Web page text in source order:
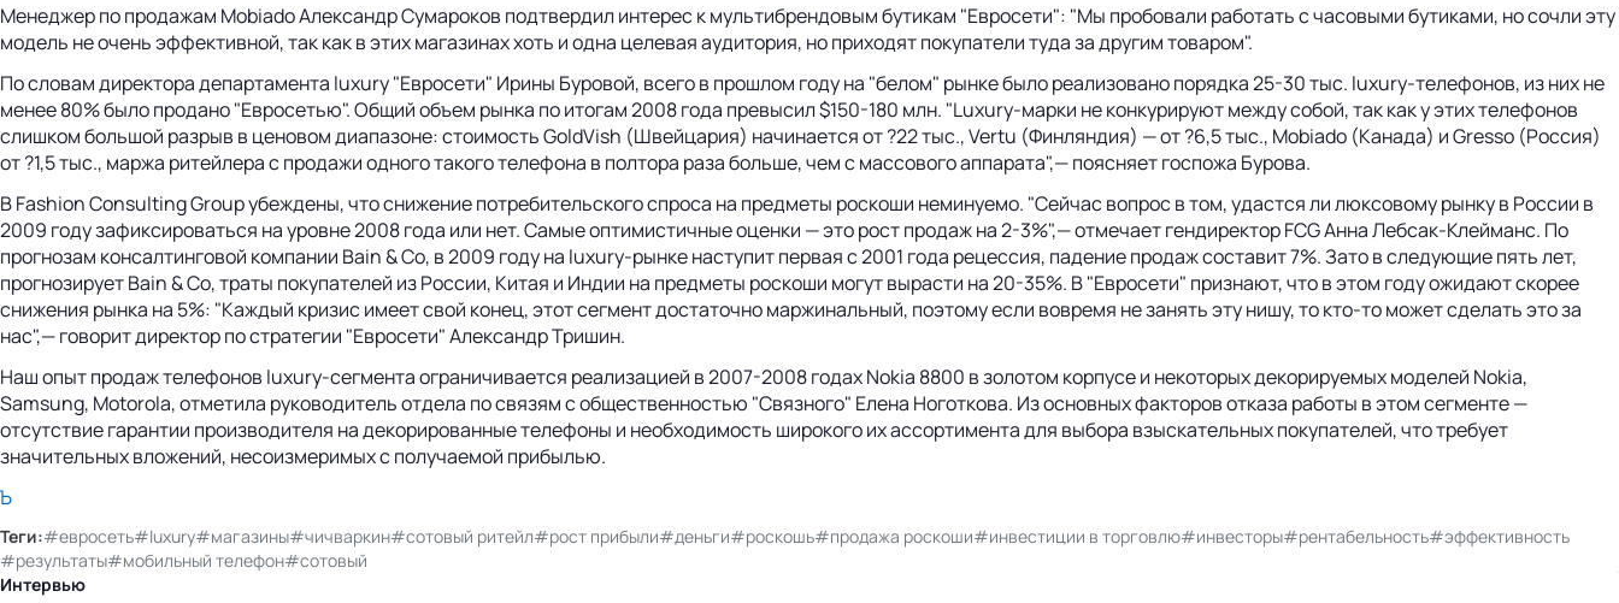
Менеджер по продажам Mobiado Александр Сумароков подтвердил интерес к мультибрендовым бутикам "Евросети": "Мы пробовали работать с часовыми бутиками, но сочли эту
модель не очень эффективной, так как в этих магазинах хоть и одна целевая аудитория, но приходят покупатели туда за другим товаром".
По словам директора департамента luxury "Евросети" Ирины Буровой, всего в прошлом году на "белом" рынке было реализовано порядка 25-30 тыс. luxury-телефонов, из них не
менее 80% было продано "Евросетью". Общий объем рынка по итогам 2008 года превысил $150-180 млн. "Luxury-марки не конкурируют между собой, так как у этих телефонов
слишком большой разрыв в ценовом диапазоне: стоимость GoldVish (Швейцария) начинается от ?22 тыс., Vertu (Финляндия) — от ?6,5 тыс., Mobiado (Канада) и Gresso (Россия)
от ?1,5 тыс., маржа ритейлера с продажи одного такого телефона в полтора раза больше, чем с массового аппарата",— поясняет госпожа Бурова.
В Fashion Consulting Group убеждены, что снижение потребительского спроса на предметы роскоши неминуемо. "Сейчас вопрос в том, удастся ли люксовому рынку в России в
2009 году зафиксироваться на уровне 2008 года или нет. Самые оптимистичные оценки — это рост продаж на 2-3%",— отмечает гендиректор FCG Анна Лебсак-Клейманс. По
прогнозам консалтинговой компании Bain & Co, в 2009 году на luxury-рынке наступит первая с 2001 года рецессия, падение продаж составит 7%. Зато в следующие пять лет,
прогнозирует Bain & Co, траты покупателей из России, Китая и Индии на предметы роскоши могут вырасти на 20-35%. В "Евросети" признают, что в этом году ожидают скорее
снижения рынка на 5%: "Каждый кризис имеет свой конец, этот сегмент достаточно маржинальный, поэтому если вовремя не занять эту нишу, то кто-то может сделать это за
нас",— говорит директор по стратегии "Евросети" Александр Тришин.
Наш опыт продаж телефонов luxury-сегмента ограничивается реализацией в 2007-2008 годах Nokia 8800 в золотом корпусе и некоторых декорируемых моделей Nokia,
Samsung, Motorola, отметила руководитель отдела по связям с общественностью "Связного" Елена Ноготкова. Из основных факторов отказа работы в этом сегменте —
отсутствие гарантии производителя на декорированные телефоны и необходимость широкого их ассортимента для выбора взыскательных покупателей, что требует
значительных вложений, несоизмеримых с получаемой прибылью.
Ъ
Теги:#евросеть#luxury#магазины#чичваркин#сотовый ритейл#рост прибыли#деньги#роскошь#продажа роскоши#инвестиции в торговлю#инвесторы#рентабельность#эффективность
#результаты#мобильный телефон#сотовый
Интервью